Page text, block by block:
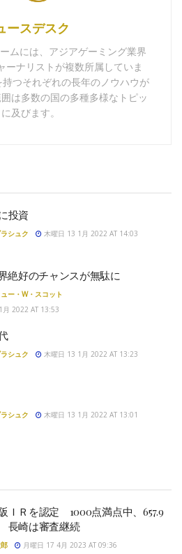
ースデスク
ムには、アジアゲーミング業界
ーナリストが複数所属していま
つそれぞれの長年のノウハウが
は多数の国の多種多様なトピッ
及びます。
投資
シュク 木曜日 13 1月 2022 AT 14:03
絶好のチャンスが無駄に
ー・W・スコット
月 2022 AT 13:53
シュク 木曜日 13 1月 2022 AT 13:23
シュク 木曜日 13 1月 2022 AT 13:01
ＩＲを認定 1000点満点中、657.9
長崎は審査継続
月曜日 17 4月 2023 AT 09:36